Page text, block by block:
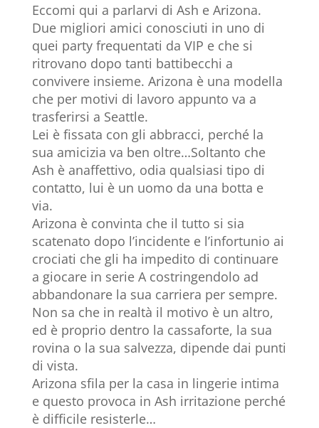
Eccomi qui a parlarvi di Ash e Arizona.
Due migliori amici conosciuti in uno di
quei party frequentati da VIP e che si
ritrovano dopo tanti battibecchi a
convivere insieme. Arizona è una modella
che per motivi di lavoro appunto va a
trasferirsi a Seattle.
Lei è fissata con gli abbracci, perché la
sua amicizia va ben oltre…Soltanto che
Ash è anaffettivo, odia qualsiasi tipo di
contatto, lui è un uomo da una botta e
via.
Arizona è convinta che il tutto si sia
scatenato dopo l’incidente e l’infortunio ai
crociati che gli ha impedito di continuare
a giocare in serie A costringendolo ad
abbandonare la sua carriera per sempre.
Non sa che in realtà il motivo è un altro,
ed è proprio dentro la cassaforte, la sua
rovina o la sua salvezza, dipende dai punti
di vista.
Arizona sfila per la casa in lingerie intima
e questo provoca in Ash irritazione perché
è difficile resisterle…